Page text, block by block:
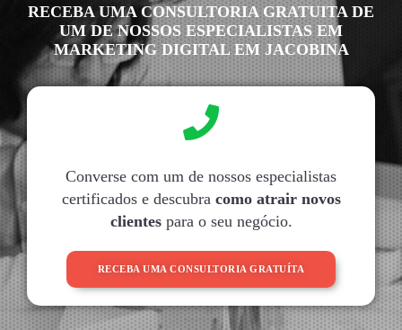
RECEBA UMA CONSULTORIA GRATUITA DE
UM DE NOSSOS ESPECIALISTAS EM
MARKETING DIGITAL EM JACOBINA
Converse com um de nossos especialistas
certificados e descubra como atrair novos
clientespara o seu negócio.
RECEBA UMA CONSULTORIA GRATUÍTA